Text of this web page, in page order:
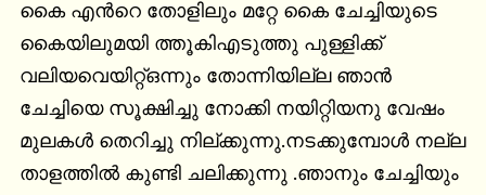
കൈ എൻറെ തോളിലും മറ്റേ കൈ ചേച്ചിയുടെ
കൈയിലുമയി ത്തൂകിഎടുത്തു പുള്ളിക്ക്
വലിയവെയിറ്റ്ഒന്നും തോന്നിയില്ല ഞാൻ
ചേച്ചിയെ സൂക്ഷിച്ചു നോക്കി നയിറ്റിയനു വേഷം
മുലകൾ തെറിച്ചു നില്ക്കുന്നു.നടക്കുമ്പോൾ നല്ല
താളത്തിൽ കുണ്ടി ചലിക്കുന്നു .ഞാനും ചേച്ചിയും